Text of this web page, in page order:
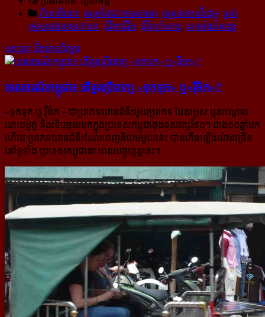
ពីនេះពីនោះ, សម្រាំងជាខេមរភាសា, អត្ថបទមានវីដេអូ, គ្រប់
អត្ថបទជាខេមរភាសា, ជុំវិញជីវិត, ជុំវិញកំសាន្ដ, សម្រាំងកំសាន្ដ
ទស្សនា និងអានពិស្ដារ
ទេសចរណ៍កម្ពុជា៖ តើគួរ​ប្រើ​ពាក្យ «ទុកទុក» ឬ«រ៉ឺម៉ក»?
«ទុកទុក ឬ រ៉ឺម៉ក » ជាប្រភេទយានជំនិះមួយប្រភេទ ដែលអូស ឬសណ្តោង
ដោយម៉ូតូ និងទើបចូលមកក្នុង​ប្រទេសកម្ពុជា​ចុងទសវត្សរិ៍៩០។ ជាង១០ឆ្នាំមក
ហើយ ប្រភេទយានជំនិះដែលពេញនិយមមួយនេះ បានកើនឡើងយ៉ាង​ច្រើន
នៅទូទាំង ប្រទេសកម្ពុជានា ពេលបច្ចុប្បន្ននេះ។